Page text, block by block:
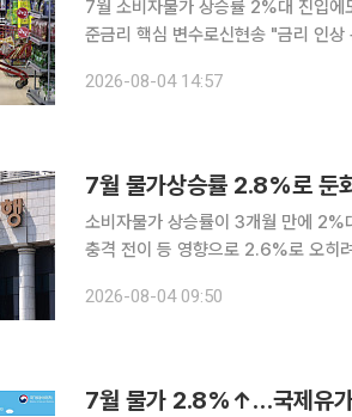
7월 소비자물가 상승률 2%대 진입
준금리 핵심 변수로신현송 "금리 인상 통해 근
이 등 영향으로 전월 대비 상승 폭을
2026-08-04 14:57
7월 물가상승률 2.8%로 둔
소비자물가 상승률이 3개월 만에
충격 전이 등 영향으로 2.6%로 오히
가 상황과 향후 물가 흐름을 점검했다
2026-08-04 09:50
7월 물가 2.8%↑…국제유가